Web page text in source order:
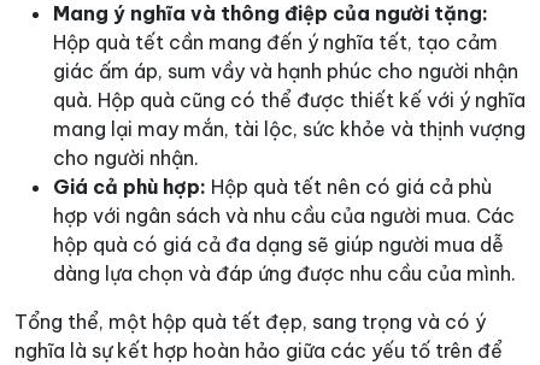
Mang ý nghĩa và thông điệp của người tặng:
Hộp quà tết cần mang đến ý nghĩa tết, tạo cảm
giác ấm áp, sum vầy và hạnh phúc cho người nhận
quà. Hộp quà cũng có thể được thiết kế với ý nghĩa
mang lại may mắn, tài lộc, sức khỏe và thịnh vượng
cho người nhận.
Giá cả phù hợp: Hộp quà tết nên có giá cả phù
hợp với ngân sách và nhu cầu của người mua. Các
hộp quà có giá cả đa dạng sẽ giúp người mua dễ
dàng lựa chọn và đáp ứng được nhu cầu của mình.
Tổng thể, một hộp quà tết đẹp, sang trọng và có ý
nghĩa là sự kết hợp hoàn hảo giữa các yếu tố trên để